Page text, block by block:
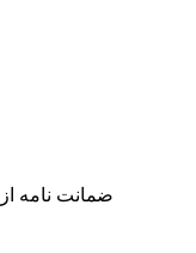
ضمانت نامه از